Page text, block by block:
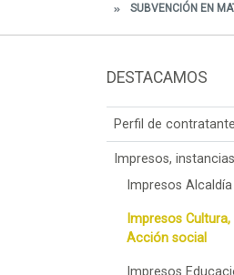
SUBVENCIÓN EN
DESTACAMOS
Perfil de contratante
Impresos,
Impresos Alcaldía
Impresos
Acción social
Impresos